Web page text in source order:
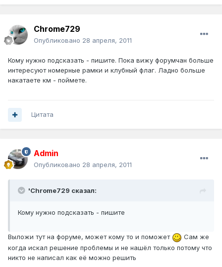
Chrome729
Опубликовано 28 апреля, 2011
Кому нужно подсказать - пишите. Пока вижу форумчан больше
интересуют номерные рамки и клубный флаг. Ладно больше
накатаете км - поймете.
Цитата
Admin
Опубликовано 28 апреля, 2011
'Chrome729 сказал:
Кому нужно подсказать - пишите
Выложи тут на форуме, может кому то и поможет
Сам же
когда искал решение проблемы и не нашёл только потому что
никто не написал как её можно решить